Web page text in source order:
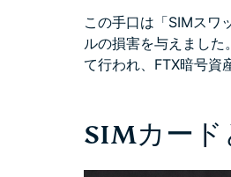
この手口は「SIMスワ
ルの損害を与えまし
て行われ、FTX暗号資
SIMカード